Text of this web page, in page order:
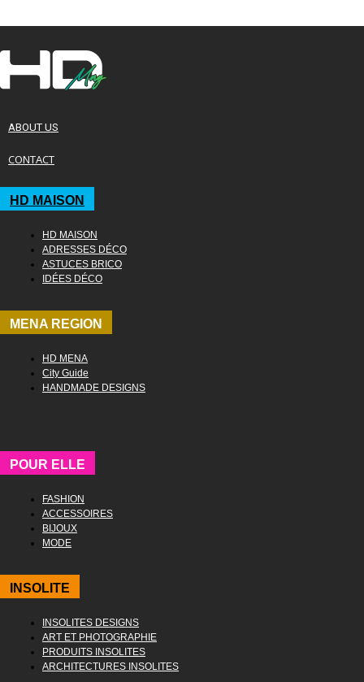
ABOUT US
CONTACT
HD MAISON
HD MAISON
ADRESSES DÉCO
ASTUCES BRICO
IDÉES DÉCO
MENA REGION
HD MENA
City Guide
HANDMADE DESIGNS
POUR ELLE
FASHION
ACCESSOIRES
BIJOUX
MODE
INSOLITE
INSOLITES DESIGNS
ART ET PHOTOGRAPHIE
PRODUITS INSOLITES
ARCHITECTURES INSOLITES